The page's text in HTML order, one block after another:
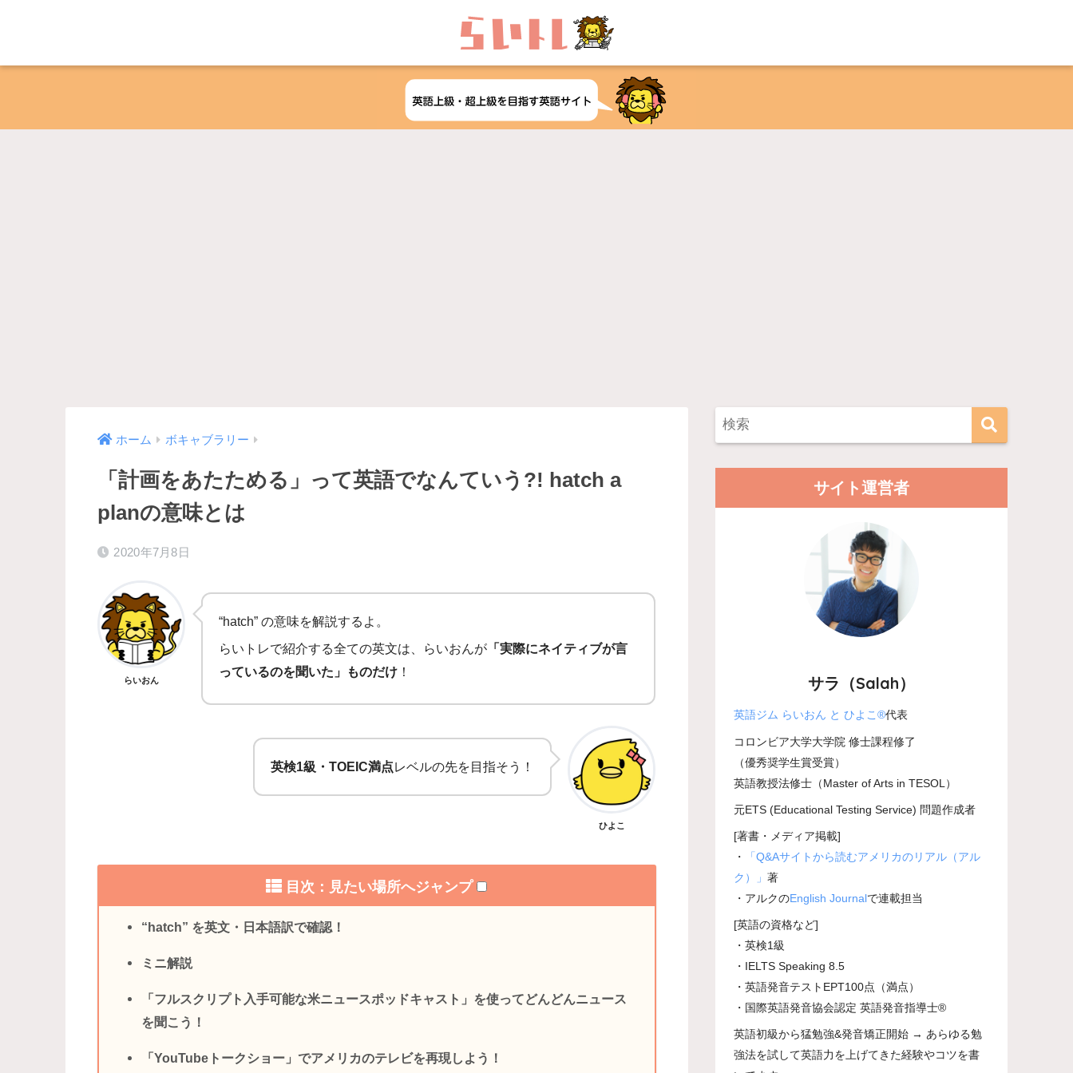
ホーム ボキャブラリー
「計画をあたためる」って英語でなんていう?! hatch a
planの意味とは
2020年7月8日
らいおん
“hatch” の意味を解説するよ。
らいトレで紹介する全ての英文は、らいおんが 「実際にネイティブが言
っているのを聞いた」ものだけ ！
英検1級・TOEIC満点レベルの先を目指そう！
ひよこ
目次：見たい場所へジャンプ
“hatch” を英文・日本語訳で確認！
ミニ解説
「フルスクリプト入手可能な米ニュースポッドキャスト」を使ってどんどんニュース
を聞こう！
「YouTubeトークショー」でアメリカのテレビを再現しよう！
サイト運営者
サラ（Salah）
英語ジム らいおん と ひよこ®代表
コロンビア大学大学院 修士課程修了
（優秀奨学生賞受賞）
英語教授法修士（Master of Arts in TESOL）
元ETS (Educational Testing Service) 問題作成者
[著書・メディア掲載]
・
「Q&Aサイトから読むアメリカのリアル（アル
ク）」著
・アルクのEnglish Journalで連載担当
[英語の資格など]
・英検1級
・IELTS Speaking 8.5
・英語発音テストEPT100点（満点）
・国際英語発音協会認定 英語発音指導士®
英語初級から猛勉強&発音矯正開始 → あらゆる勉
強法を試して英語力を上げてきた経験やコツを書